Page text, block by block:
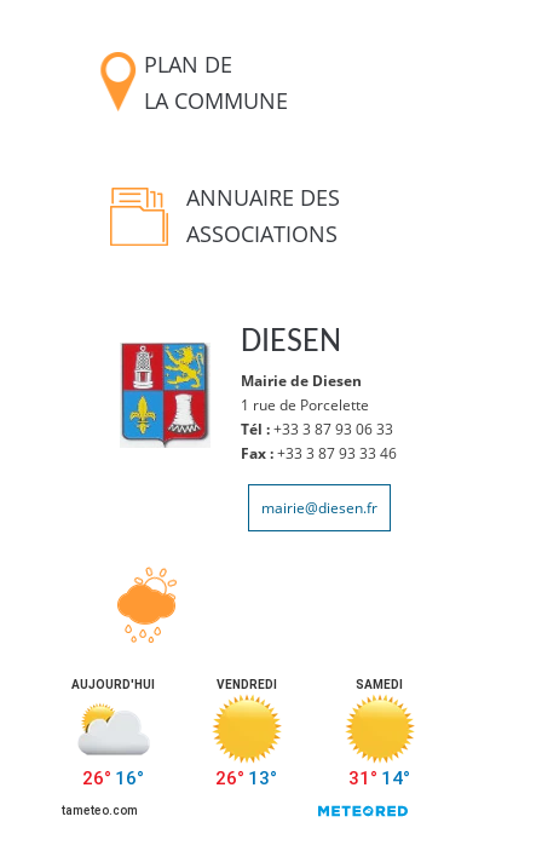
PLAN DE
LA COMMUNE
ANNUAIRE DES
ASSOCIATIONS
DIESEN
Mairie de Diesen
1 rue de Porcelette
Tél :+33 3 87 93 06 33
Fax :+33 3 87 93 33 46
mairie@diesen.fr